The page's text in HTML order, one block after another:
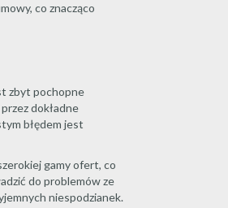
co znacząco
zbyt pochopne
dokładne
błędem jest
gamy ofert, co
do problemów ze
niespodzianek.